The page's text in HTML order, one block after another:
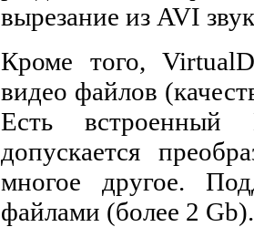
вырезание из AVI
Кроме того,
видео файлов
Есть встроенный
допускается
многое другое.
файлами (более 2 Gb).